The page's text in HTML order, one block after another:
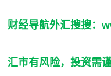
财经导航外汇搜搜：
汇市有风险，投资需谨